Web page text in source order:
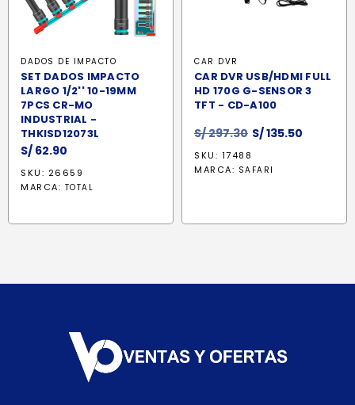
DADOS DE IMPACTO
SET DADOS IMPACTO
LARGO 1/2'' 10-19MM
7PCS CR-MO
INDUSTRIAL -
THKISD12073L
S/ 62.90
SKU: 26659
MARCA: TOTAL
CAR DVR
CAR DVR USB/HDMI FULL
HD 170G G-SENSOR 3
TFT - CD-A100
S/297.30 El
original
S/135.50
SKU: 17488
MARCA: SAFARI